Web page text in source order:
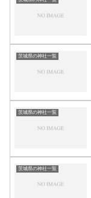
茨城県の神社一覧
茨城県の神社一覧
茨城県の神社一覧